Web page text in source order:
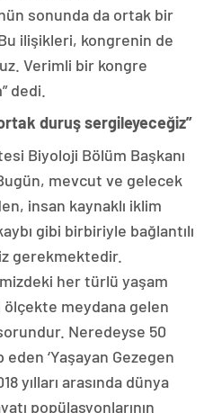
sonunda da ortak bir
ilişikleri, kongrenin de
Verimli bir kongre
dedi.
duruş sergileyeceğiz”
Biyoloji Bölüm Başkanı
mevcut ve gelecek
insan kaynaklı iklim
gibi birbiriyle bağlantılı
gerekmektedir.
her türlü yaşam
ölçekte meydana gelen
Neredeyse 50
eden ‘Yaşayan Gezegen
yılları arasında dünya
popülasyonlarının